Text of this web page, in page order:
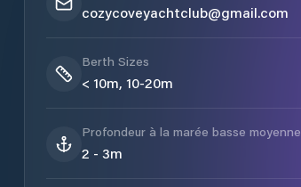
cozycoveyachtclub@gmail.com
Berth Sizes
< 10m, 10-20m
Profondeur à la marée basse moyenne
2 - 3m